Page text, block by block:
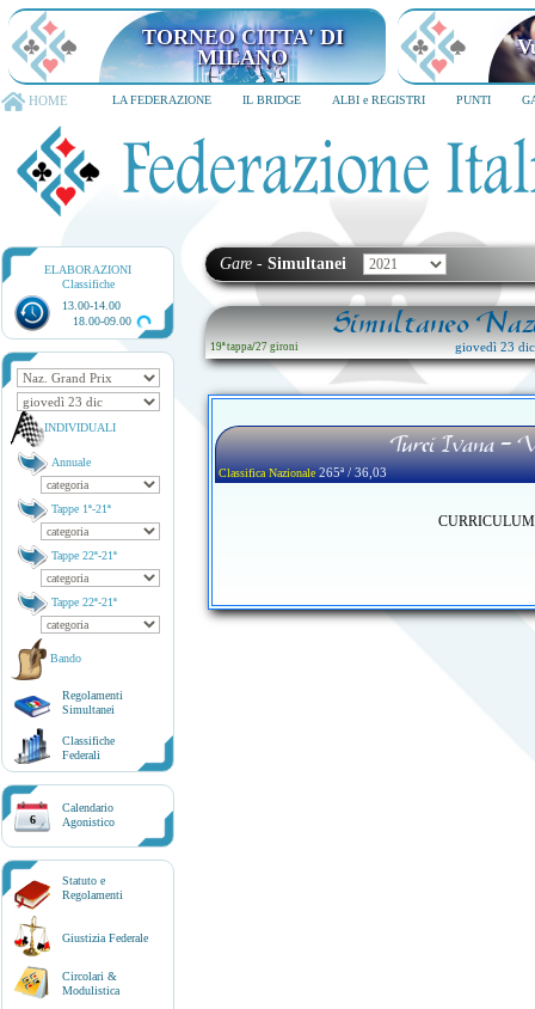
TORNEO CITTA' DI
MILANO
HOME LA FEDERAZIONE IL BRIDGE ALBI e REGISTRI PUNTI
ELABORAZIONI
Classifiche
13.00-14.00
18.00-09.00
INDIVIDUALI
Annuale
Tappe 1ª-21ª
Tappe 22ª-21ª
Tappe 22ª-21ª
Bando
Regolamenti
Simultanei
Classifiche
Federali
6
Calendario
Agonistico
Statuto e
Regolamenti
Giustizia Federale
Circolari &
Modulistica
Gare - Simultanei
Simultaneo
19ª tappa/27 gironi giovedì 23
Turci Ivana -
Classifica Nazionale265ª / 36,03
CURRICULUM